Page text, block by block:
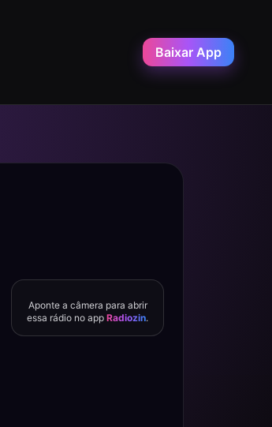
Baixar App
Aponte a câmera para abrir
essa rádio no appRadiozin.